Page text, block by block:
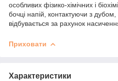
особливих фізико-хімічних і
бочці напій, контактуючи з
відбувається за рахунок
Приховати
Характеристики